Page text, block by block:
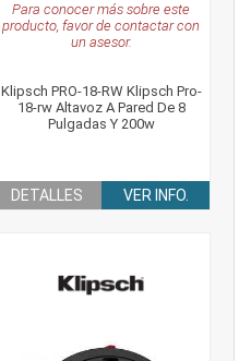
Para conocer más sobre este
producto, favor de contactar con
un asesor.
Klipsch PRO-18-RW Klipsch Pro-
18-rw Altavoz A Pared De 8
Pulgadas Y 200w
DETALLES VER INFO.